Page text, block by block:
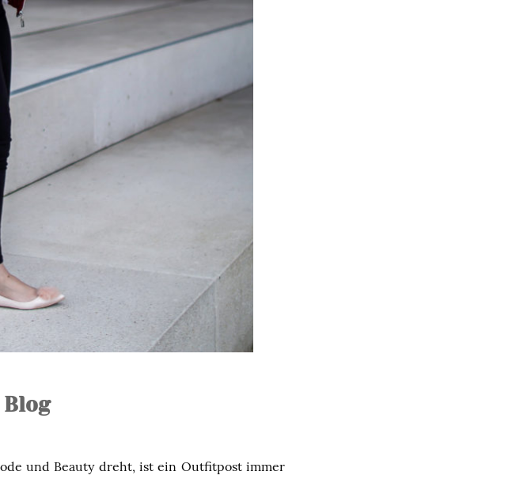
und Beauty dreht, ist ein Outfitpost immer